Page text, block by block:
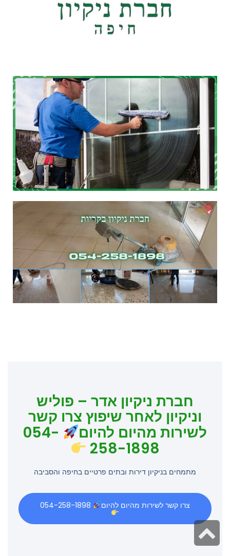
חברת ניקיון אדר – פוליש
וניקיון לאחר שיפוץ צרו קשר
לשירות מהיום להיום
054-
258-1898
מתמחים בניקיון דירות ובתים פרטיים בחיפה והסביבה
צרו קשר לשירות מהיום להיום
לראש